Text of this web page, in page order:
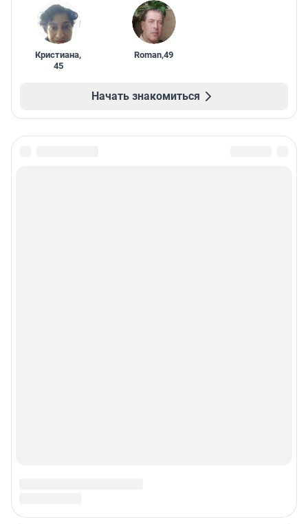
Кристиана,
45
Roman,49
Начать знакомиться